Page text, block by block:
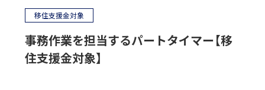
移住支援金対象
事務作業を担当するパートタイマー【移
住支援金対象】